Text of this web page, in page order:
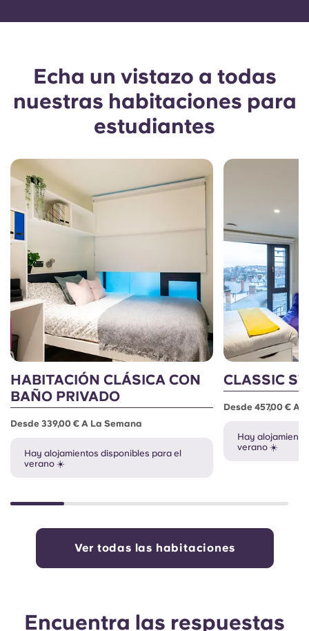
Echa un vistazo a todas
nuestras habitaciones para
estudiantes
HABITACIÓN CLÁSICA CON
BAÑO PRIVADO
Desde 339,00 € A La Semana
Hay alojamientos disponibles para el
verano ☀️
CLASSIC
Desde 457,00 € A
Hay
verano ☀️
Ver todas las habitaciones
Encuentra las respuestas